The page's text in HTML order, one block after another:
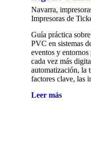
Navarra,
Impresoras de
Guía práctica
PVC en sistemas
eventos y
cada vez más
automatización, la
factores clave, las
Leer más